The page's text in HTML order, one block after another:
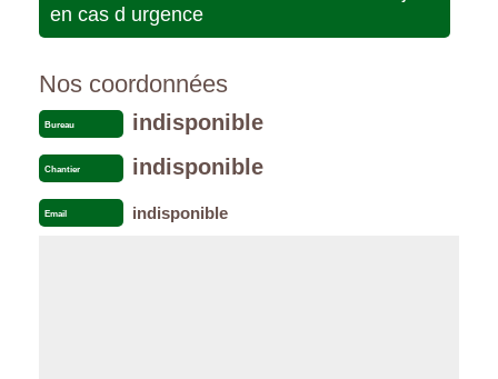
en cas d urgence
Nos coordonnées
Bureau indisponible
Chantier indisponible
Email indisponible